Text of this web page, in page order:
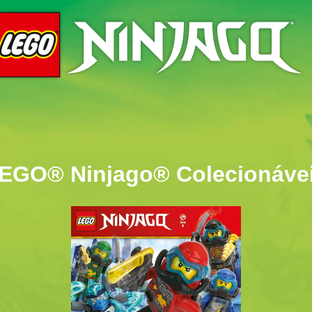
Ninjago®